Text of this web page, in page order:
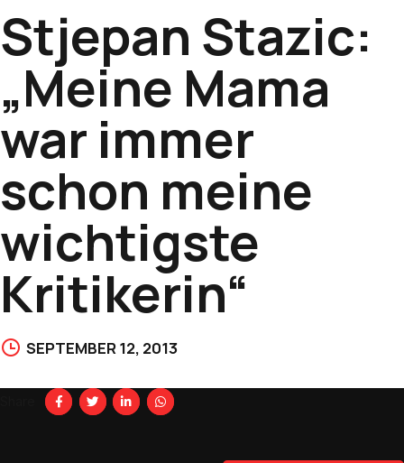
Stjepan Stazic:
„Meine Mama
war immer
schon meine
wichtigste
Kritikerin“
SEPTEMBER 12, 2013